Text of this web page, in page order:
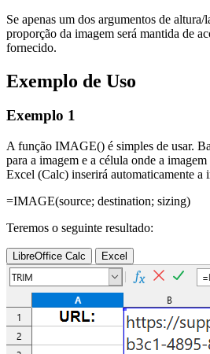
Se apenas um dos argumentos de
proporção da imagem será mantida de
fornecido.
Exemplo de Uso
Exemplo 1
A função IMAGE() é simples de usar.
para a imagem e a célula onde a
Excel (Calc) inserirá automaticamente a
=IMAGE(source; destination; sizing)
Teremos o seguinte resultado:
LibreOffice Calc Excel